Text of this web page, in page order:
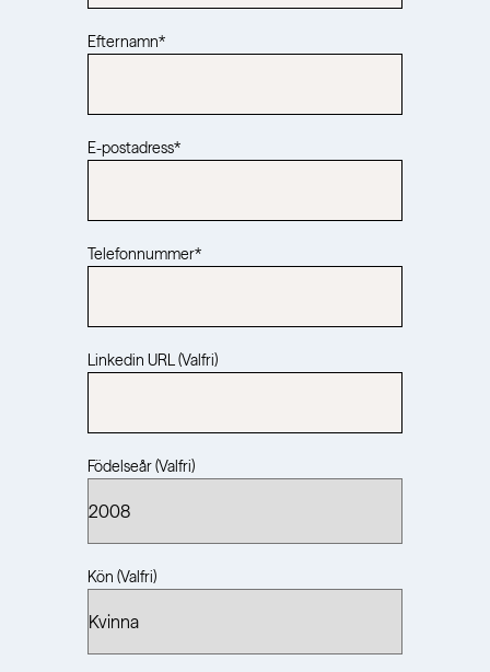
Efternamn*
E-postadress*
Telefonnummer*
Linkedin URL (Valfri)
Födelseår (Valfri)
Kön (Valfri)